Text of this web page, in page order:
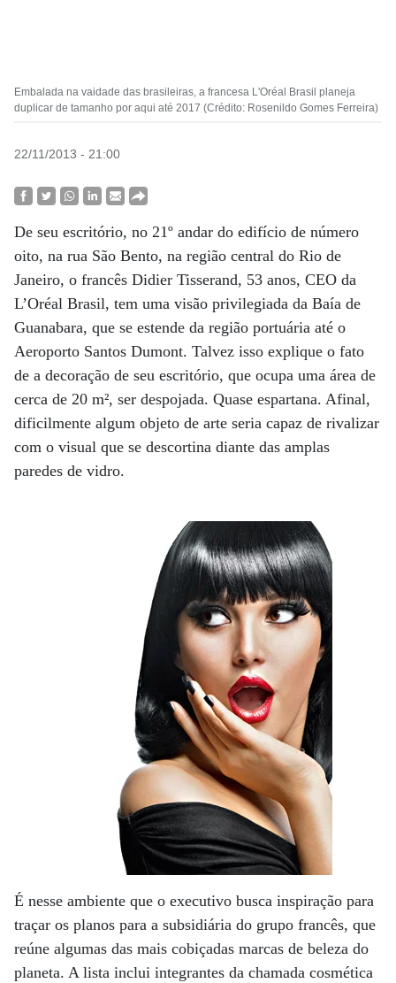
Embalada na vaidade das brasileiras, a francesa L'Oréal Brasil planeja
duplicar de tamanho por aqui até 2017 (Crédito: Rosenildo Gomes Ferreira)
22/11/2013 - 21:00
De seu escritório, no 21º andar do edifício de número
oito, na rua São Bento, na região central do Rio de
Janeiro, o francês Didier Tisserand, 53 anos, CEO da
L’Oréal Brasil, tem uma visão privilegiada da Baía de
Guanabara, que se estende da região portuária até o
Aeroporto Santos Dumont. Talvez isso explique o fato
de a decoração de seu escritório, que ocupa uma área de
cerca de 20 m², ser despojada. Quase espartana. Afinal,
dificilmente algum objeto de arte seria capaz de rivalizar
com o visual que se descortina diante das amplas
paredes de vidro.
É nesse ambiente que o executivo busca inspiração para
traçar os planos para a subsidiária do grupo francês, que
reúne algumas das mais cobiçadas marcas de beleza do
planeta. A lista inclui integrantes da chamada cosmética